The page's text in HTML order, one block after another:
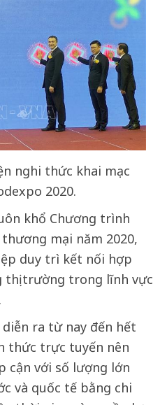
nghi thức khai mạc
2020.
khổ Chương trình
mại năm 2020,
duy trì kết nối hợp
thị trường trong lĩnh vực
ra từ nay đến hết
thức trực tuyến nên
cận với số lượng lớn
và quốc tế bằng chi